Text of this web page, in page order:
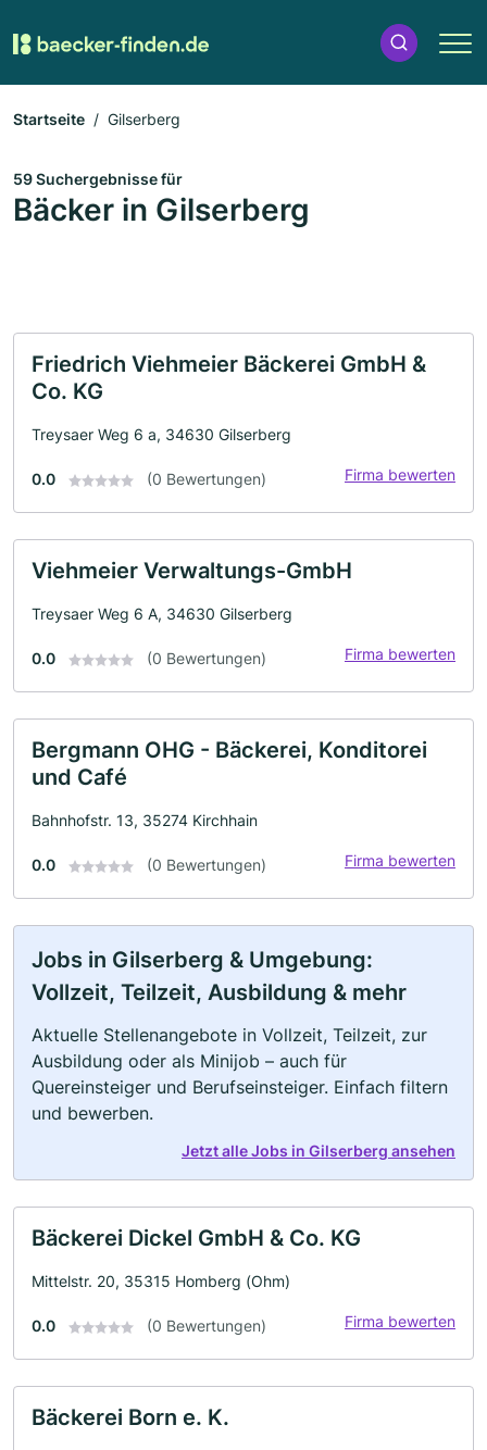
Startseite Gilserberg
59 Suchergebnisse für
Bäcker in Gilserberg
Friedrich Viehmeier Bäckerei GmbH &
Co. KG
Treysaer Weg 6 a, 34630 Gilserberg
0.0 (0 Bewertungen) Firma bewerten
Viehmeier Verwaltungs-GmbH
Treysaer Weg 6 A, 34630 Gilserberg
0.0 (0 Bewertungen) Firma bewerten
Bergmann OHG - Bäckerei, Konditorei
und Café
Bahnhofstr. 13, 35274 Kirchhain
0.0 (0 Bewertungen) Firma bewerten
Jobs in Gilserberg & Umgebung:
Vollzeit, Teilzeit, Ausbildung & mehr
Aktuelle Stellenangebote in Vollzeit, Teilzeit, zur
Ausbildung oder als Minijob – auch für
Quereinsteiger und Berufseinsteiger. Einfach filtern
und bewerben.
Jetzt alle Jobs in Gilserberg ansehen
Bäckerei Dickel GmbH & Co. KG
Mittelstr. 20, 35315 Homberg (Ohm)
0.0 (0 Bewertungen) Firma bewerten
Bäckerei Born e. K.